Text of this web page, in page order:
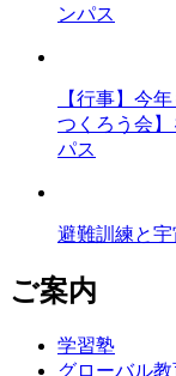
ンパス
【行事】今
つくろう会
パス
避難訓練と
ご案内
学習塾
グローバル